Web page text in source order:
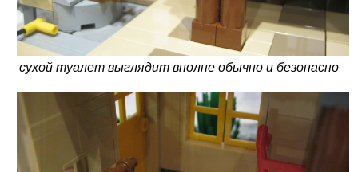
сухой туалет выглядит вполне обычно и безопасно